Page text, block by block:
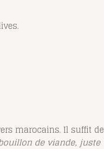
marocains. Il suffit de
de viande, juste